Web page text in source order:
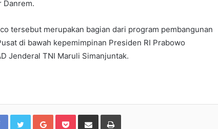
Danrem.
tersebut merupakan bagian dari program pembangunan
di bawah kepemimpinan Presiden RI Prabowo
Jenderal TNI Maruli Simanjuntak.
FacebookTwitterGoogle+PocketShare via Email Print